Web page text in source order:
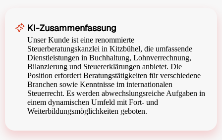
KI-Zusammenfassung
Unser Kunde ist eine renommierte
Steuerberatungskanzlei in Kitzbühel, die umfassende
Dienstleistungen in Buchhaltung, Lohnverrechnung,
Bilanzierung und Steuererklärungen anbietet. Die
Position erfordert Beratungstätigkeiten für verschiedene
Branchen sowie Kenntnisse im internationalen
Steuerrecht. Es werden abwechslungsreiche Aufgaben in
einem dynamischen Umfeld mit Fort- und
Weiterbildungsmöglichkeiten geboten.